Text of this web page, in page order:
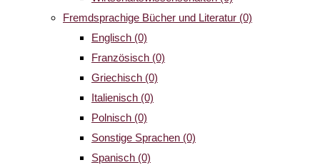
Fremdsprachige Bücher und Literatur (0)
Englisch (0)
Französisch (0)
Griechisch (0)
Italienisch (0)
Polnisch (0)
Sonstige Sprachen (0)
Spanisch (0)